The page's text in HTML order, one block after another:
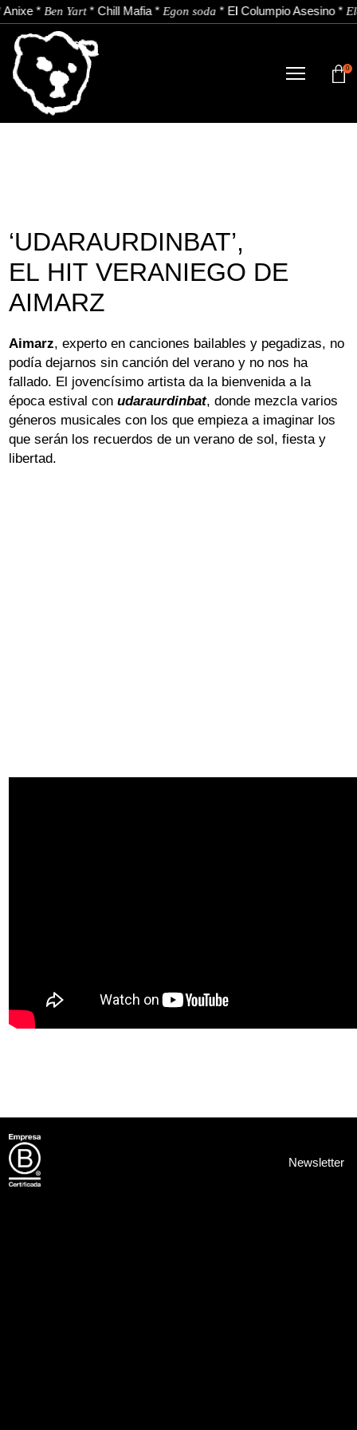
Anixe*Ben Yart*Chill Mafia*Egon soda*El Columpio Asesino*
TIENDA
CONTACTO
Aviso Legal Política de Cookies Política de Privacidad
0
‘UDARAURDINBAT’,
EL HIT VERANIEGO DE
AIMARZ
Aimarz, experto en canciones bailables y pegadizas, no
podía dejarnos sin canción del verano y no nos ha
fallado. El jovencísimo artista da la bienvenida a la
época estival conudaraurdinbat, donde mezcla varios
géneros musicales con los que empieza a imaginar los
que serán los recuerdos de un verano de sol, fiesta y
libertad.
Newsletter